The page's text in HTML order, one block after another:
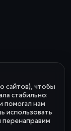
сайтов), чтобы
стабильно:
помогал нам
использовать